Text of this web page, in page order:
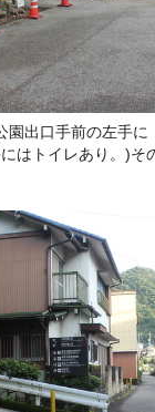
園出口手前の左手に
はトイレあり。)そ